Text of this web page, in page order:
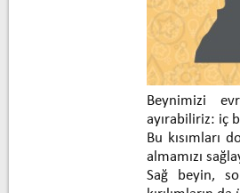
Beynimizi
ayırabiliriz: iç
Bu kısımları
almamızı
Sağ beyin,